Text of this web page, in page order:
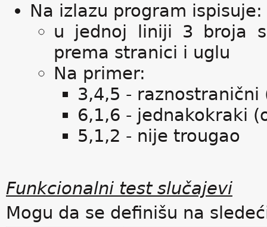
Na izlazu program ispisuje:
u jednoj liniji 3 broja
prema stranici i uglu
Na primer:
3,4,5 - raznostranični
6,1,6 - jednakokraki
5,1,2 - nije trougao
Funkcionalni test slučajevi
Mogu da se definišu na